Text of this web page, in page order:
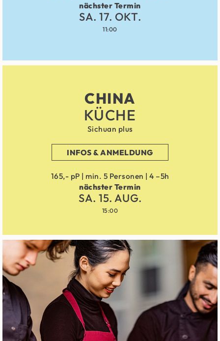
nächster Termin
SA. 17. OKT.
11:00
CHINA
KÜCHE
Sichuan plus
INFOS & ANMELDUNG
165,- pP | min. 5 Personen | 4 –5h
nächster Termin
SA. 15. AUG.
15:00